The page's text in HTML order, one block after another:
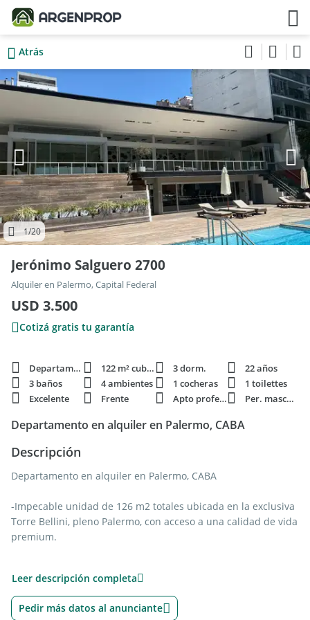
Atrás
1/20
Jerónimo Salguero 2700
Alquiler en Palermo, Capital Federal
USD 3.500
Cotizá gratis tu garantía
Departamento 122 m² cubie. 3 dorm.
22 años
3 baños
4 ambientes 1 cocheras
1 toilettes
Excelente
Frente Apto profesi. Per. mascota
Departamento en alquiler en Palermo, CABA
Descripción
Departamento en alquiler en Palermo, CABA
-Impecable unidad de 126 m2 totales ubicada en la exclusiva
Torre Bellini, pleno Palermo, con acceso a una calidad de vida
premium.
-Palier privado que aporta privacidad y confort.
Leer descripción completa
Pedir más datos al anunciante